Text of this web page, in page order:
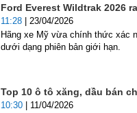
Ford Everest Wildtrak 2026
11:28 | 23/04/2026
Hãng xe Mỹ vừa chính thức xác
dưới dạng phiên bản giới hạn.
Top 10 ô tô xăng, dầu bán
10:30 | 11/04/2026